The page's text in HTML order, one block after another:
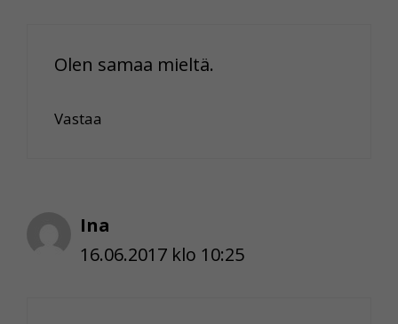
Olen samaa mieltä.
Vastaa
Ina
16.06.2017 klo 10:25